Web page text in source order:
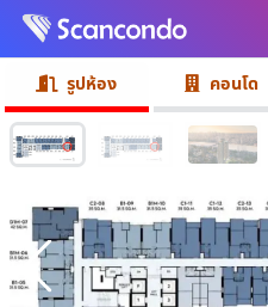
รูปห้อง คอนโด